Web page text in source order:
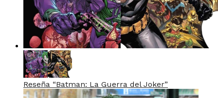
Reseña “Batman: La Guerra del Joker”